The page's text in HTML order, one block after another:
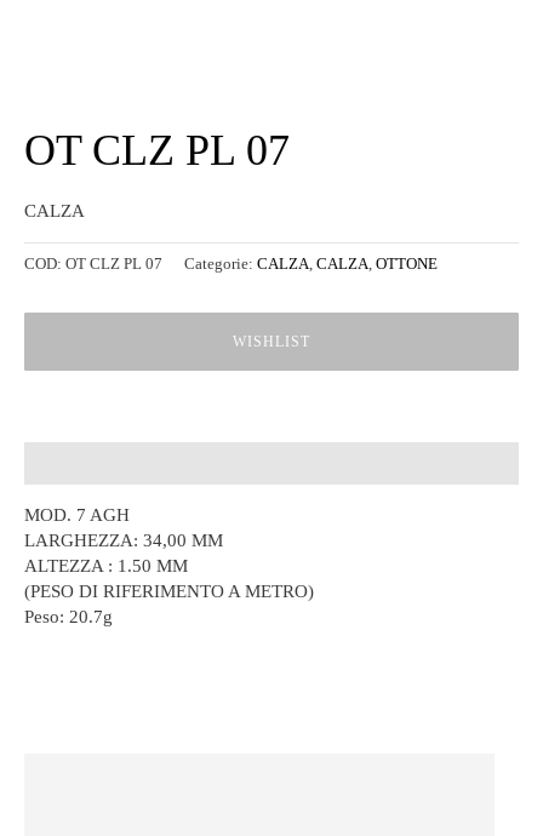
OT CLZ PL 07
CALZA
COD: OT CLZ PL 07 Categorie: CALZA, CALZA, OTTONE
WISHLIST
MOD. 7 AGH
LARGHEZZA: 34,00 MM
ALTEZZA : 1.50 MM
(PESO DI RIFERIMENTO A METRO)
Peso: 20.7g